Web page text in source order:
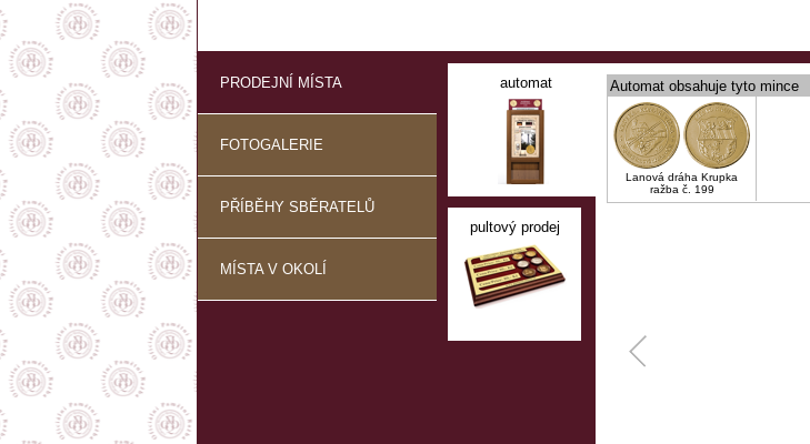
V období 1.1. - 31.3. je lanovka v provozu jen sejde-li se alespoň 5 osob nebo je jízdné do
tohoto množství osob doplaceno.
PRODEJNÍ MÍSTA
FOTOGALERIE
PŘÍBĚHY SBĚRATELŮ
MÍSTA V OKOLÍ
automat
pultový prodej
Automat obsahuje tyto mince
Lanová dráha Krupka
ražba č. 199